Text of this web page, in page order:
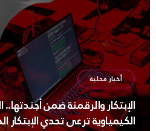
أخبار محلية
الإبتكار والرقمنة ضمن
الكيمياوية ترعى تحدي الإبتكار